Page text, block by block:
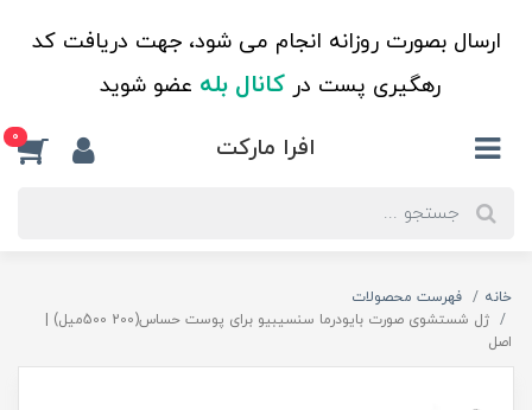
ارسال بصورت روزانه انجام می شود، جهت دریافت کد
رهگیری پست درکانال بله عضو شوید
افرا مارکت 0
خانه
فهرست محصولات
ژل شستشوی صورت بایودرما سنسیبیو برای پوست حساس(200 500میل) |
اصل